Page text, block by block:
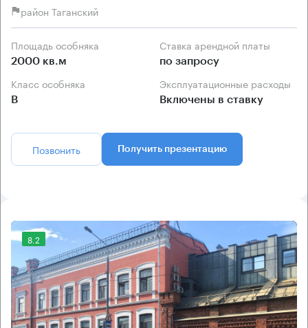
район Таганский
Площадь особняка
2000 кв.м
Ставка арендной платы
по запросу
Класс особняка
B
Эксплуатационные расходы
Включены в ставку
Позвонить Получить презентацию
8.2